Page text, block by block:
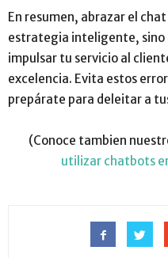
En resumen, abrazar el
estrategia inteligente, sino
impulsar tu servicio al
excelencia. Evita estos
prepárate para deleitar a
(Conoce tambien
utilizar chatbots